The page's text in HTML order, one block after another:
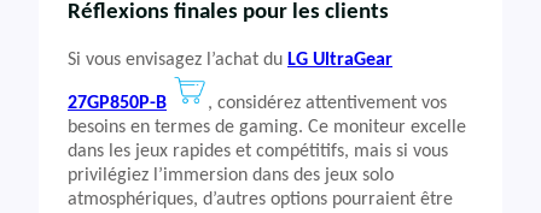
Réflexions finales pour les clients
Si vous envisagez l’achat du LG UltraGear
27GP850P-B
, considérez attentivement vos
besoins en termes de gaming. Ce moniteur excelle
dans les jeux rapides et compétitifs, mais si vous
privilégiez l’immersion dans des jeux solo
atmosphériques, d’autres options pourraient être